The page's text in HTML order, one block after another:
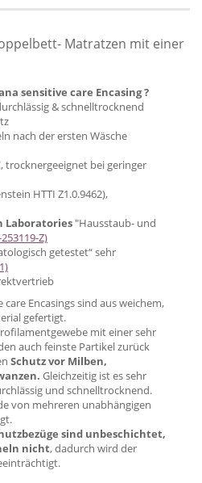
Matratzen mit einer
sensitive care Encasing ?
& schnelltrocknend
nach der ersten Wäsche
trocknergeeignet bei geringer
HTTI Z1.0.9462),
Laboratories "Hausstaub- und
Z)
getestet“ sehr
Encasings sind aus weichem,
gefertigt.
mit einer sehr
auch feinste Partikel zurück
Schutz vor Milben,
Gleichzeitig ist es sehr
und schnelltrocknend.
von mehreren unabhängigen
sind unbeschichtet,
nicht, dadurch wird der